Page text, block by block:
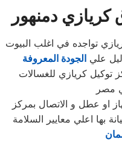
كريازي دمنهور
تواجده في اغلب البيوت
علي الجودة المعروفة
توكيل كريازي للغسالات
مصر
او عطل و الاتصال بمركز